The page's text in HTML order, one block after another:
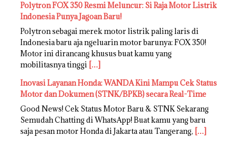
Polytron FOX 350 Resmi Meluncur: Si Raja Motor Listrik
Indonesia Punya Jagoan Baru!
Polytron sebagai merek motor listrik paling laris di
Indonesia baru aja ngeluarin motor barunya: FOX 350!
Motor ini dirancang khusus buat kamu yang
mobilitasnya tinggi […]
Inovasi Layanan Honda: WANDA Kini Mampu Cek Status
Motor dan Dokumen (STNK/BPKB) secara Real-Time
Good News! Cek Status Motor Baru & STNK Sekarang
Semudah Chatting di WhatsApp! Buat kamu yang baru
saja pesan motor Honda di Jakarta atau Tangerang, […]